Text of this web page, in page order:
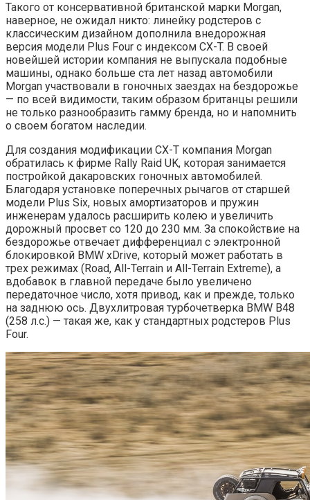
Такого от консервативной британской марки Morgan,
наверное, не ожидал никто: линейку родстеров с
классическим дизайном дополнила внедорожная
версия модели Plus Four с индексом CX-T. В своей
новейшей истории компания не выпускала подобные
машины, однако больше ста лет назад автомобили
Morgan участвовали в гоночных заездах на бездорожье
— по всей видимости, таким образом британцы решили
не только разнообразить гамму бренда, но и напомнить
о своем богатом наследии.
Для создания модификации CX-T компания Morgan
обратилась к фирме Rally Raid UK, которая занимается
постройкой дакаровских гоночных автомобилей.
Благодаря установке поперечных рычагов от старшей
модели Plus Six, новых амортизаторов и пружин
инженерам удалось расширить колею и увеличить
дорожный просвет со 120 до 230 мм. За спокойствие на
бездорожье отвечает дифференциал с электронной
блокировкой BMW xDrive, который может работать в
трех режимах (Road, All-Terrain и All-Terrain Extreme), а
вдобавок в главной передаче было увеличено
передаточное число, хотя привод, как и прежде, только
на заднюю ось. Двухлитровая турбочетверка BMW B48
(258 л.с.) — такая же, как у стандартных родстеров Plus
Four.